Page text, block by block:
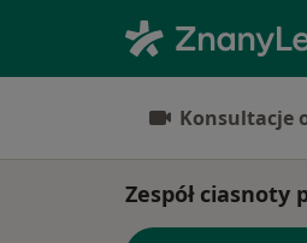
Konsultacje
Zespół ciasnoty